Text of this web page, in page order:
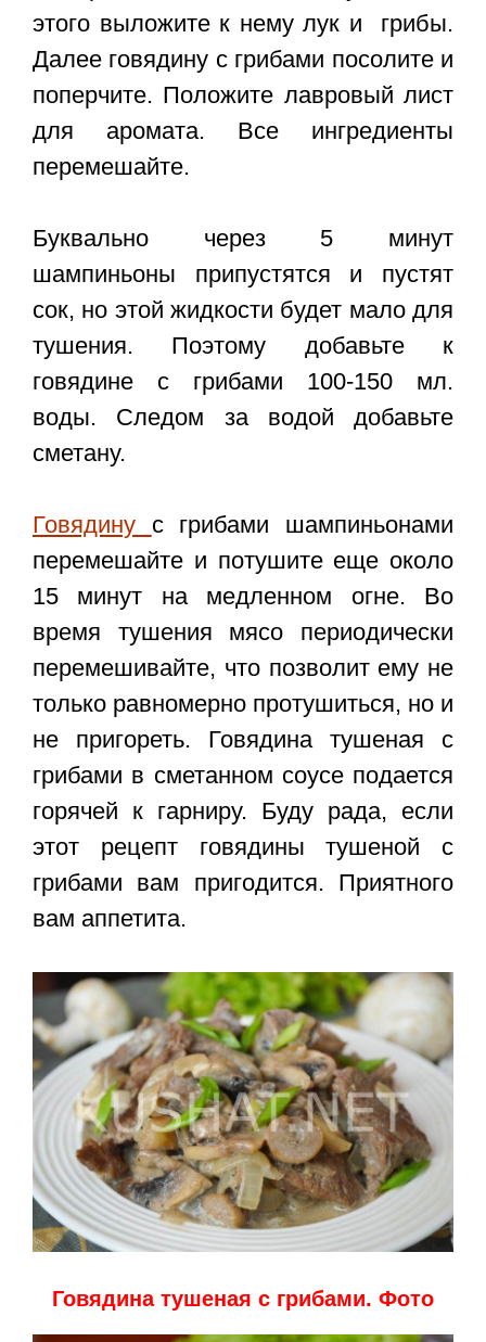
этого выложите к нему лук и грибы.
Далее говядину с грибами посолите и
поперчите. Положите лавровый лист
для аромата. Все ингредиенты
перемешайте.
Буквально через 5 минут
шампиньоны припустятся и пустят
сок, но этой жидкости будет мало для
тушения. Поэтому добавьте к
говядине с грибами 100-150 мл.
воды. Следом за водой добавьте
сметану.
Говядину с грибами шампиньонами
перемешайте и потушите еще около
15 минут на медленном огне. Во
время тушения мясо периодически
перемешивайте, что позволит ему не
только равномерно протушиться, но и
не пригореть. Говядина тушеная с
грибами в сметанном соусеподается
горячей к гарниру. Буду рада, если
этот рецепт говядины тушеной с
грибами вам пригодится. Приятного
вам аппетита.
Говядина тушеная с грибами. Фото